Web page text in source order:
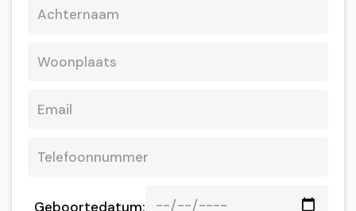
Geboortedatum: